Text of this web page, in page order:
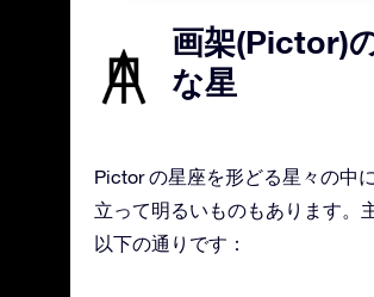
画架(Pictor)
な星
Pictor の星座を形どる星々の中
立って明るいものもあります。
以下の通りです：